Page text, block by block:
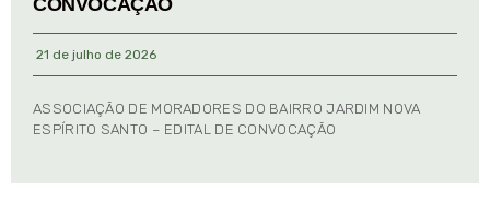
21 de julho de 2026
ASSOCIAÇÃO DE MORADORES DO BAIRRO JARDIM NOVA
ESPÍRITO SANTO – EDITAL DE CONVOCAÇÃO